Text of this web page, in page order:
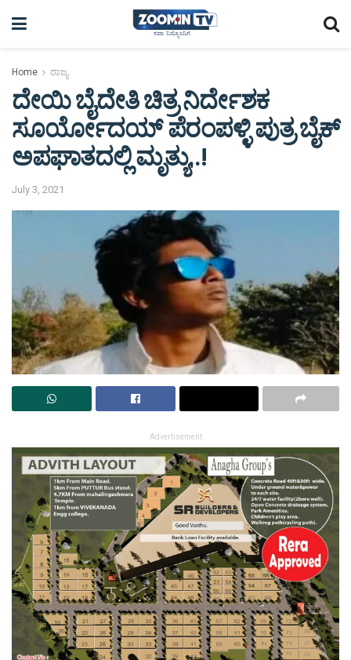
Home ರಾಜ್ಯ
ದೇಯಿ ಬೈದೇತಿ ಚಿತ್ರ ನಿರ್ದೇಶಕ
ಸೂರ್ಯೋದಯ್ ಪೆರಂಪಳ್ಳಿ ಪುತ್ರ ಬೈಕ್
ಅಪಘಾತದಲ್ಲಿ ಮೃತ್ಯು..!
July 3, 2021
Advertisement